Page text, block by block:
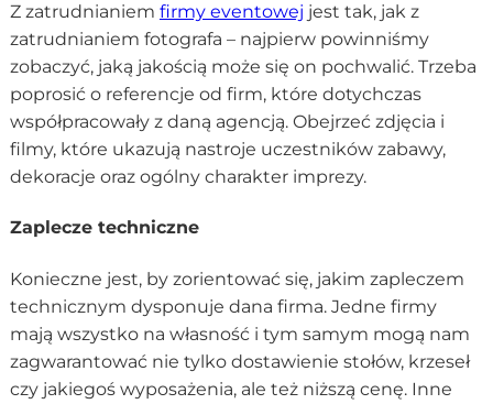
Z zatrudnianiem firmy eventowej jest tak, jak z
zatrudnianiem fotografa – najpierw powinniśmy
zobaczyć, jaką jakością może się on pochwalić. Trzeba
poprosić o referencje od firm, które dotychczas
współpracowały z daną agencją. Obejrzeć zdjęcia i
filmy, które ukazują nastroje uczestników zabawy,
dekoracje oraz ogólny charakter imprezy.
Zaplecze techniczne
Konieczne jest, by zorientować się, jakim zapleczem
technicznym dysponuje dana firma. Jedne firmy
mają wszystko na własność i tym samym mogą nam
zagwarantować nie tylko dostawienie stołów, krzeseł
czy jakiegoś wyposażenia, ale też niższą cenę. Inne